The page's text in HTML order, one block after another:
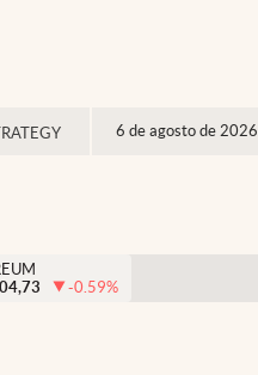
6 de agosto de 2026
-0.59%